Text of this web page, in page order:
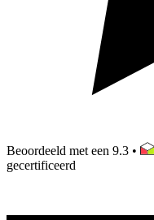
Beoordeeld met een 9.3 •
gecertificeerd